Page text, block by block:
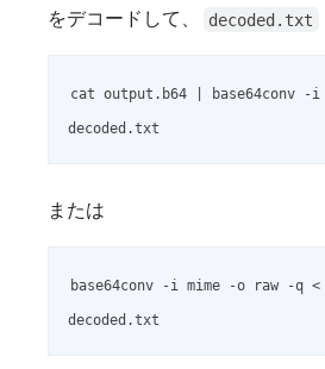
をデコードして、 decoded.txt
cat output.b64 | base64conv -i
decoded.txt
または
base64conv -i mime -o raw -q
decoded.txt